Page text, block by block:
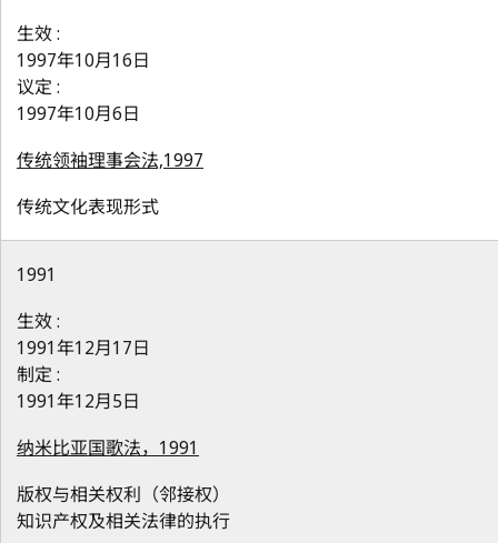
生效 :
1997年10月16日
议定 :
1997年10月6日
传统领袖理事会法,1997
传统文化表现形式
1991
生效 :
1991年12月17日
制定 :
1991年12月5日
纳米比亚国歌法，1991
版权与相关权利（邻接权）
知识产权及相关法律的执行